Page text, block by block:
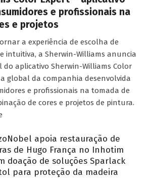
e profissionais na
e projetos
a experiência de escolha de
intuitiva, a Sherwin-Williams anuncia
do aplicativo Sherwin-Williams Color
global da companhia desenvolvida
e profissionais na tomada de
de cores e projetos de pintura.
apoia restauração de
de Hugo França no Inhotim
doação de soluções Sparlack
para proteção da madeira